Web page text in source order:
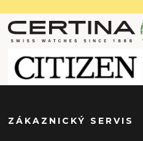
ZÁKAZNICKÝ SERVIS